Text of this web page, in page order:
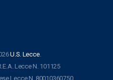
U.S. Lecce.
Lecce N. 101125
Lecce N. 80010360750